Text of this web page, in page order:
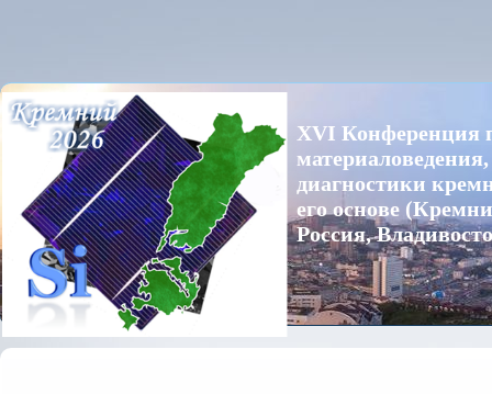
XVI Конференция
диагностики
его основе
Россия,